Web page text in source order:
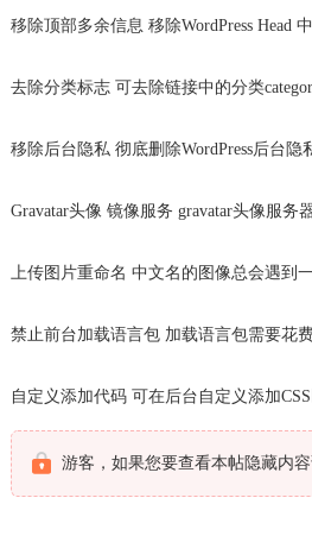
移除顶部多余信息 移除WordPress Head
去除分类标志 可去除链接中的分类
移除后台隐私 彻底删除WordPress后台
Gravatar头像 镜像服务 gravatar头像服
上传图片重命名 中文名的图像总会遇到
禁止前台加载语言包 加载语言包需要花
自定义添加代码 可在后台自定义添加
游客，如果您要查看本帖隐藏内